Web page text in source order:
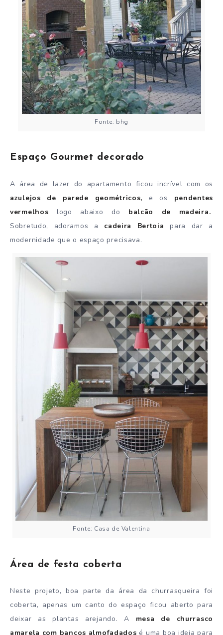
Fonte: bhg
Espaço Gourmet decorado
A área de lazer do apartamento ficou incrível com os
azulejos de parede geométricos, e os pendentes
vermelhos logo abaixo do balcão de madeira.
Sobretudo, adoramos a cadeira Bertoia para dar a
modernidade que o espaço precisava.
Fonte: Casa de Valentina
Área de festa coberta
Neste projeto, boa parte da área da churrasqueira foi
coberta, apenas um canto do espaço ficou aberto para
deixar as plantas arejando. A mesa de churrasco
amarela com bancos almofadados é uma boa ideia para